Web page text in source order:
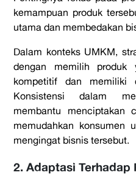
kemampuan produk
utama dan membedakan
Dalam konteks UMKM,
dengan memilih produk
kompetitif dan
Konsistensi dalam
membantu menciptakan
memudahkan konsumen
mengingat bisnis tersebut.
2. Adaptasi Terhadap